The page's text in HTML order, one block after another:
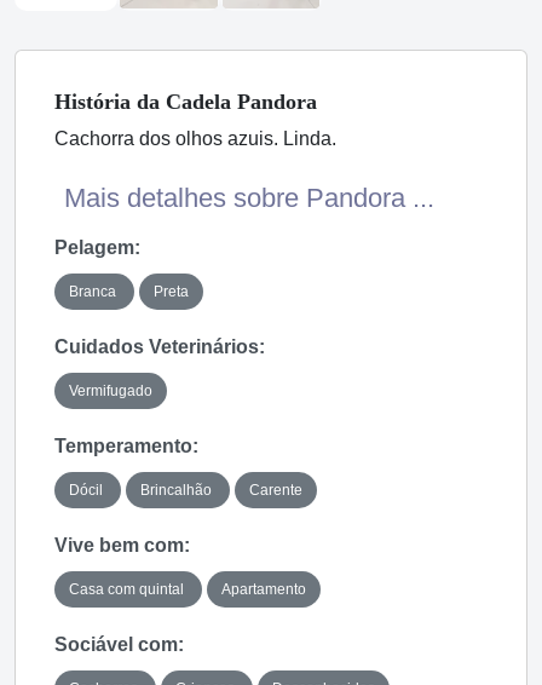
História da Cadela Pandora
Cachorra dos olhos azuis. Linda.
Mais detalhes sobre Pandora ...
Pelagem:
Branca Preta
Cuidados Veterinários:
Vermifugado
Temperamento:
Dócil Brincalhão Carente
Vive bem com:
Casa com quintal Apartamento
Sociável com: